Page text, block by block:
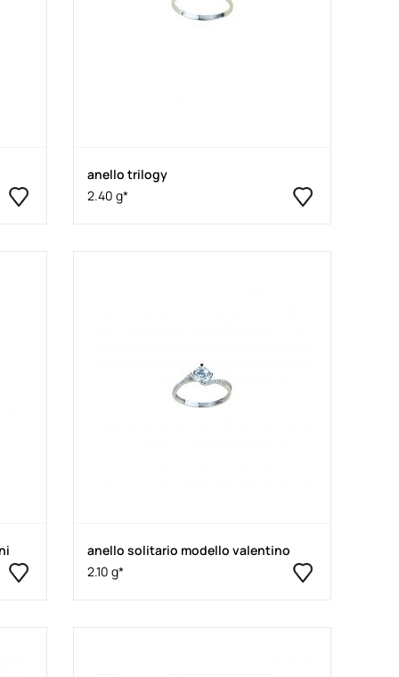
anello trilogy
2.40 g*
anello solitario modello valentino
2.10 g*